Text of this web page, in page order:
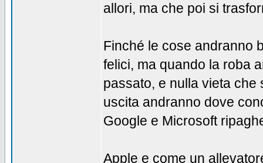
allori, ma che poi si
Finché le cose andranno
felici, ma quando la roba
passato, e nulla vieta che
uscita andranno dove
Google e Microsoft
Apple e come un